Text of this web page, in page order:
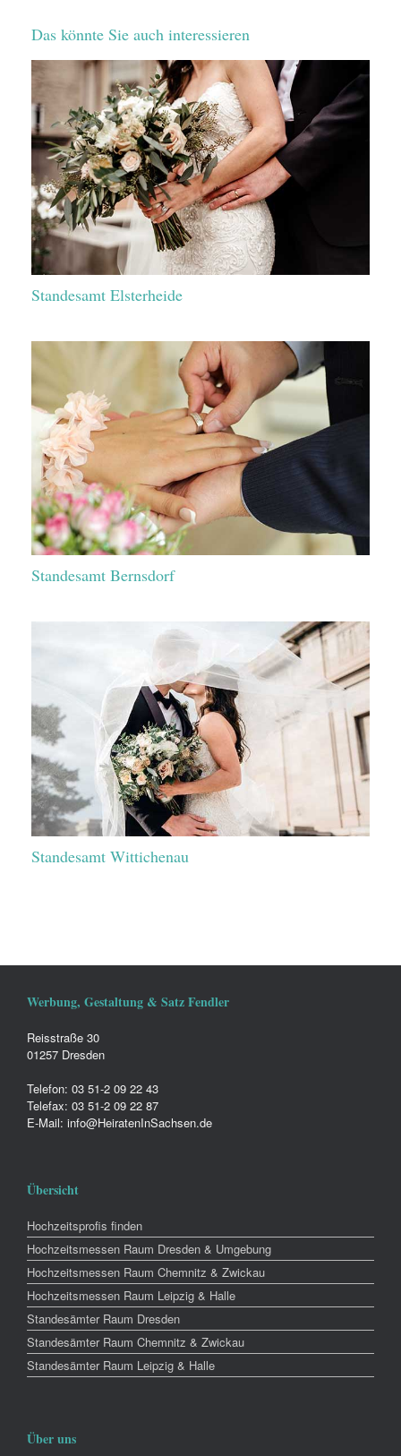
Das könnte Sie auch interessieren
Standesamt Elsterheide
Standesamt Bernsdorf
Standesamt Wittichenau
Werbung, Gestaltung & Satz Fendler
Reisstraße 30
01257 Dresden
Telefon: 03 51-2 09 22 43
Telefax: 03 51-2 09 22 87
E-Mail: info@HeiratenInSachsen.de
Übersicht
Hochzeitsprofis finden
Hochzeitsmessen Raum Dresden & Umgebung
Hochzeitsmessen Raum Chemnitz & Zwickau
Hochzeitsmessen Raum Leipzig & Halle
Standesämter Raum Dresden
Standesämter Raum Chemnitz & Zwickau
Standesämter Raum Leipzig & Halle
Über uns